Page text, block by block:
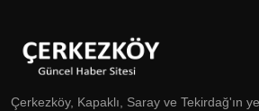
Çerkezköy, Kapaklı, Saray ve Tekirdağ'ın